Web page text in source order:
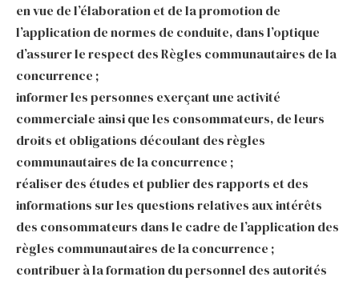
en vue de l’élaboration et de la promotion de
l’application de normes de conduite, dans l’optique
d’assurer le respect des Règles communautaires de la
concurrence ;
informer les personnes exerçant une activité
commerciale ainsi que les consommateurs, de leurs
droits et obligations découlant des règles
communautaires de la concurrence ;
réaliser des études et publier des rapports et des
informations sur les questions relatives aux intérêts
des consommateurs dans le cadre de l’application des
règles communautaires de la concurrence ;
contribuer à la formation du personnel des autorités